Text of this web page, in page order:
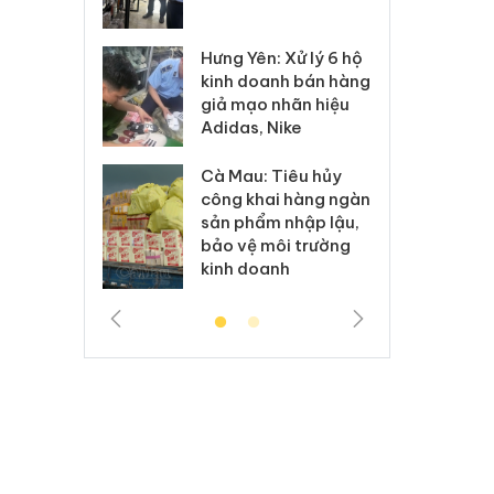
Hưng Yên: Xử lý 6 hộ
kinh doanh bán hàng
giả mạo nhãn hiệu
Adidas, Nike
Cà Mau: Tiêu hủy
công khai hàng ngàn
sản phẩm nhập lậu,
bảo vệ môi trường
kinh doanh